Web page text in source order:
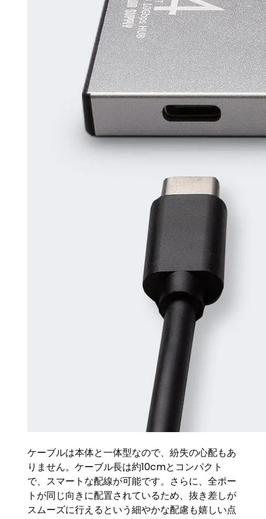
ケーブルは本体と一体型なので、紛失の心配もあ
りません。ケーブル長は約10cmとコンパクト
で、スマートな配線が可能です。さらに、全ポー
トが同じ向きに配置されているため、抜き差しが
スムーズに行えるという細やかな配慮も嬉しい点